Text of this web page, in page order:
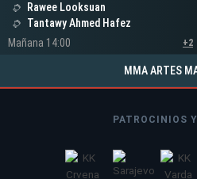
Rawee Looksuan
Tantawy Ahmed Hafez
Mañana 14:00
+2
MMA ARTES
PATROCINIOS